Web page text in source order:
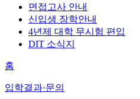
면접고사 안내
신입생 장학안내
4년제 대학 무시험 편입
DIT 소식지
홈
입학결과·문의